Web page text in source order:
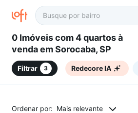
0 Imóveis com 4 quartos à
venda em Sorocaba, SP
Filtrar 3 Redecore IA
Ordenar por: Mais relevante